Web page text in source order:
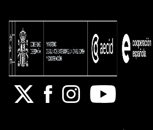
X FacebookInstagramYoutube